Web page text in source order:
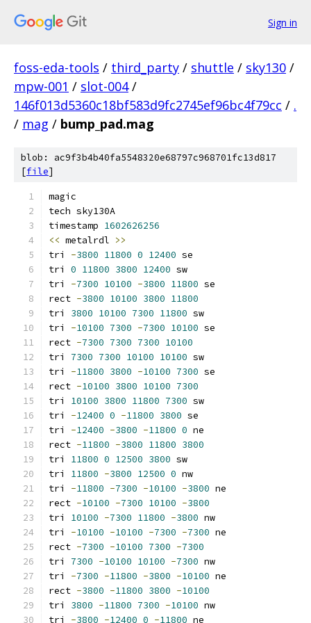
Sign in
foss-eda-tools / third_party / shuttle / sky130 /
mpw-001 / slot-004 /
146f013d5360c18bf583d9fc2745ef96bc4f79cc / .
/ mag / bump_pad.mag
blob: ac9f3b4b40fa5548320e68797c968701fc13d817
[file]
magic
tech sky130A
timestamp 1602626256
<< metalrdl >>
tri -3800 11800 0 12400 se
tri 0 11800 3800 12400 sw
tri -7300 10100 -3800 11800 se
rect -3800 10100 3800 11800
tri 3800 10100 7300 11800 sw
tri -10100 7300 -7300 10100 se
rect -7300 7300 7300 10100
tri 7300 7300 10100 10100 sw
tri -11800 3800 -10100 7300 se
rect -10100 3800 10100 7300
tri 10100 3800 11800 7300 sw
tri -12400 0 -11800 3800 se
tri -12400 -3800 -11800 0 ne
rect -11800 -3800 11800 3800
tri 11800 0 12500 3800 sw
tri 11800 -3800 12500 0 nw
tri -11800 -7300 -10100 -3800 ne
rect -10100 -7300 10100 -3800
tri 10100 -7300 11800 -3800 nw
tri -10100 -10100 -7300 -7300 ne
rect -7300 -10100 7300 -7300
tri 7300 -10100 10100 -7300 nw
tri -7300 -11800 -3800 -10100 ne
rect -3800 -11800 3800 -10100
tri 3800 -11800 7300 -10100 nw
tri -3800 -12400 0 -11800 ne